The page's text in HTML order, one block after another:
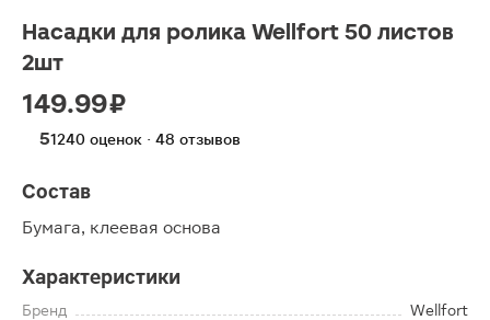
Насадки для ролика Wellfort 50 листов
2шт
149.99 ₽
51240 оценок · 48 отзывов
Состав
Бумага, клеевая основа
Характеристики
Бренд
Wellfort